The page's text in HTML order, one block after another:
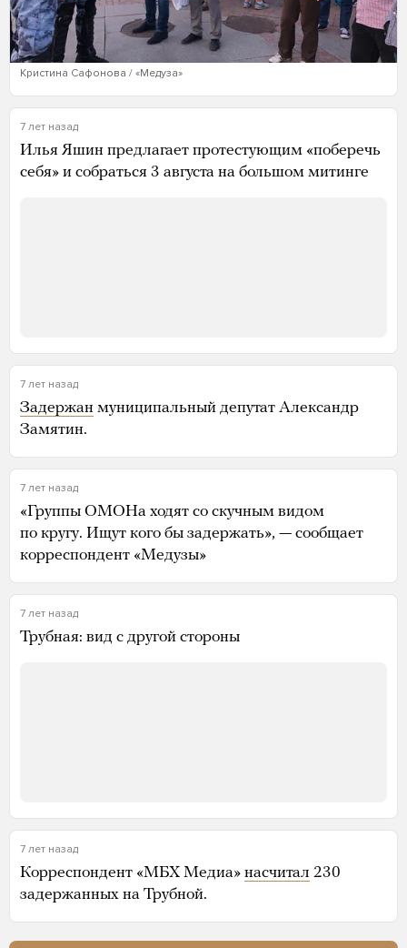
Кристина Сафонова / «Медуза»
7 лет назад
Илья Яшин предлагает протестующим «поберечь
себя» и собраться 3 августа на большом митинге
7 лет назад
Задержан муниципальный депутат Александр
Замятин.
7 лет назад
«Группы ОМОНа ходят со скучным видом
по кругу. Ищут кого бы задержать», — сообщает
корреспондент «Медузы»
7 лет назад
Трубная: вид с другой стороны
7 лет назад
Корреспондент «МБХ Медиа» насчитал 230
задержанных на Трубной.